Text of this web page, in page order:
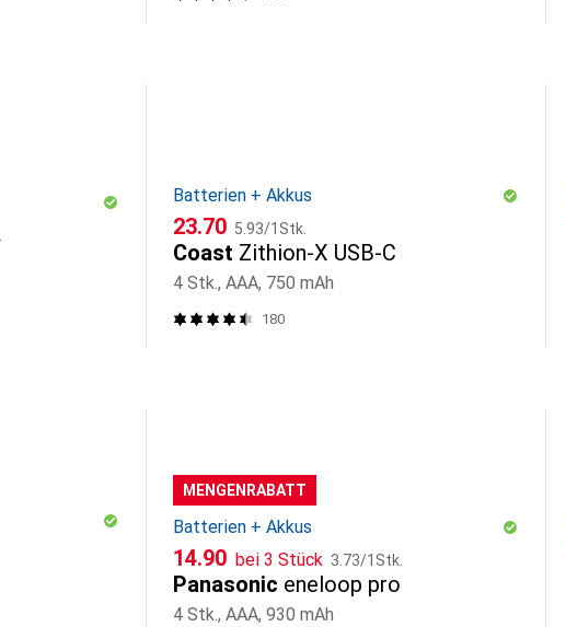
Batterien + Akkus
CHF
23.70 CHF
5.93/1Stk.
Coast Zithion-X USB-C
4 Stk., AAA, 750 mAh
180
MENGENRABATT
Batterien + Akkus
CHF
14.90 bei 3 Stück CHF
3.73/1Stk.
Panasonic eneloop pro
4 Stk., AAA, 930 mAh